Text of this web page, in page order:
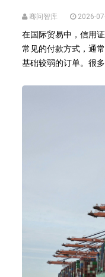
骞问智库 2026-
在国际贸易中，信用
常见的付款方式，通
基础较弱的订单。很多